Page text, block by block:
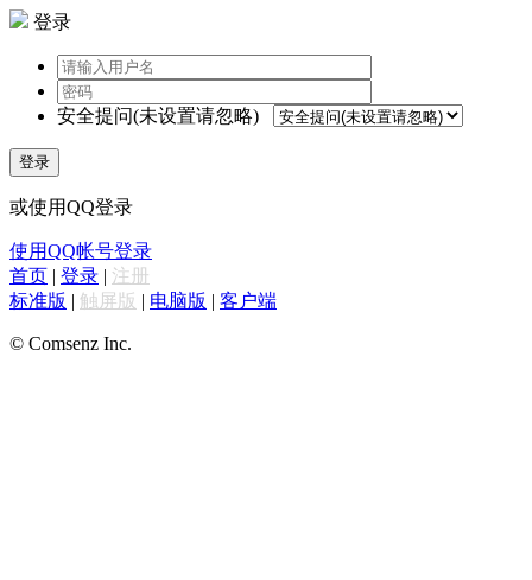
登录
安全提问(未设置请忽略)
登录
或使用QQ登录
使用QQ帐号登录
首页 | 登录 | 注册
标准版 | 触屏版 | 电脑版 | 客户端
© Comsenz Inc.